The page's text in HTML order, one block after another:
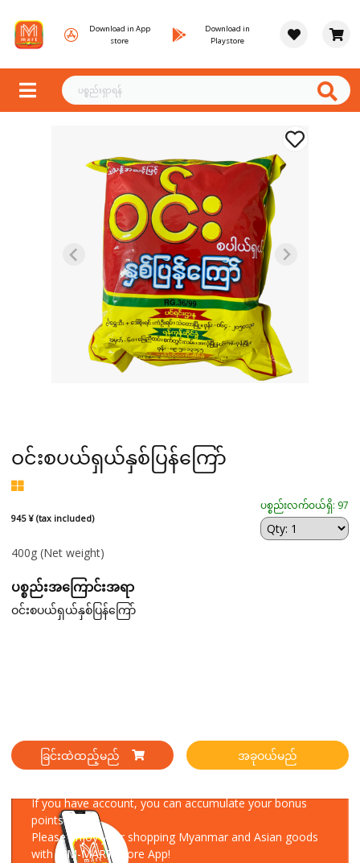
Download in App
store
Download in
Playstore
ဝင်းစပယ်ရှယ်နှစ်ပြန်ကြော်
945 ¥ (tax included)
ပစ္စည်းလက်ဝယ်ရှိ: 97
400g (Net weight)
ပစ္စည်းအကြောင်းအရာ
ဝင်းစပယ်ရှယ်နှစ်ပြန်ကြော်
ခြင်းထဲထည့်မည် အခုဝယ်မည်
If you have account, you can accumulate your bonus
points!
Please enjoy your shopping Myanmar and Asian goods
with MM-MART Store App!